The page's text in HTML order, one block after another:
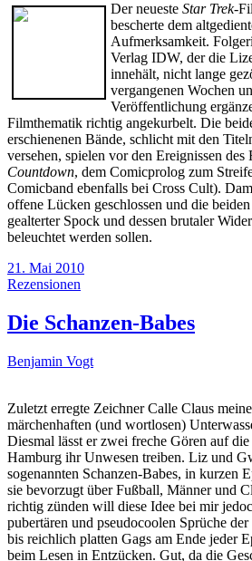
Der neueste Star Trek-
bescherte dem
Aufmerksamkeit.
Verlag IDW, der die
innehält, nicht lange
vergangenen Wochen
Veröffentlichung
Filmthematik richtig angekurbelt. Die
erschienenen Bände, schlicht mit den
versehen, spielen vor den Ereignissen des
Countdown, dem Comicprolog zum
Comicband ebenfalls bei Cross Cult).
offene Lücken geschlossen und die
gealterter Spock und dessen brutaler
beleuchtet werden sollen.
21. Mai 2010
Rezensionen
Die Schanzen-Babes
Benjamin Vogt
Zuletzt erregte Zeichner Calle Claus
märchenhaften (und wortlosen)
Diesmal lässt er zwei freche Gören auf
Hamburg ihr Unwesen treiben. Liz und
sogenannten Schanzen-Babes, in kurzen
sie bevorzugt über Fußball, Männer und
richtig zünden will diese Idee bei mir
pubertären und pseudocoolen Sprüche
bis reichlich platten Gags am Ende jeder
beim Lesen in Entzücken. Gut, da die